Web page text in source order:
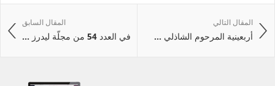
المقال السابق
في العدد 54 من مجلّة ليدرز ...
المقال التالي
أربعينية المرحوم الشاذلي ...